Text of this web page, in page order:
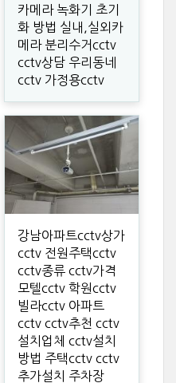
카메라 녹화기 초기
화 방법 실내,실외카
메라 분리수거cctv
cctv상담 우리동네
cctv 가정용cctv
강남아파트cctv상가
cctv 전원주택cctv
cctv종류 cctv가격
모텔cctv 학원cctv
빌라cctv 아파트
cctv cctv추천 cctv
설치업체 cctv설치
방법 주택cctv cctv
추가설치 주차장